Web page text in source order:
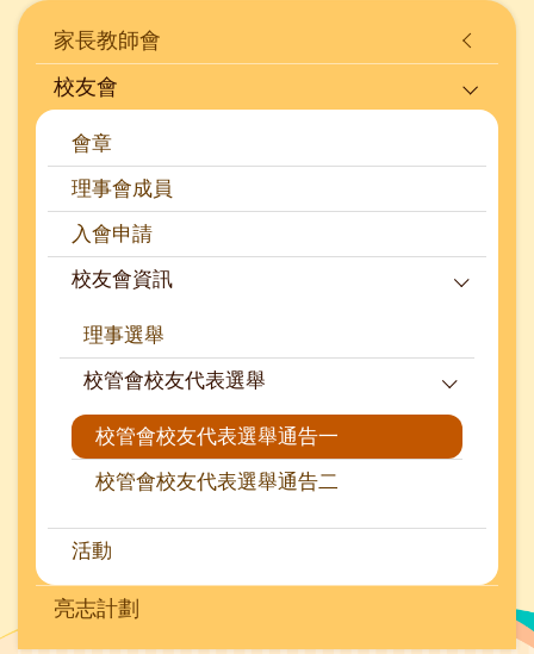
Main
navigation
家長教師會
校友會
會章
理事會成員
入會申請
校友會資訊
理事選舉
校管會校友代表選舉
校管會校友代表選舉通告一
校管會校友代表選舉通告二
活動
亮志計劃